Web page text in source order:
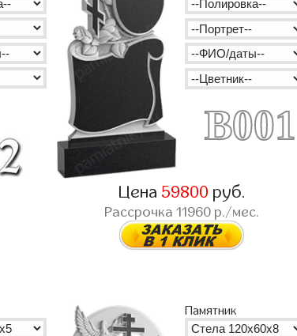
B001
Цена 59800 руб.
Рассрочка11960 р./мес.
Памятник